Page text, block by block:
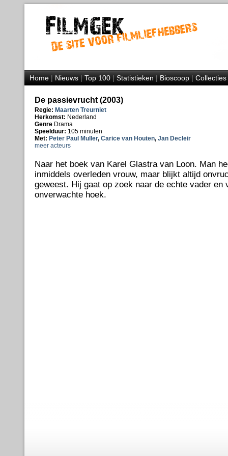
Home|Nieuws|Top 100|Statistieken|Bioscoop|Collecties
De passievrucht (2003)
Regie: Maarten Treurniet
Herkomst: Nederland
Genre Drama
Speelduur: 105 minuten
Met: Peter Paul Muller, Carice van Houten, Jan Decleir
meer acteurs
Naar het boek van Karel Glastra van Loon. Man
inmiddels overleden vrouw, maar blijkt altijd
geweest. Hij gaat op zoek naar de echte vader en
onverwachte hoek.